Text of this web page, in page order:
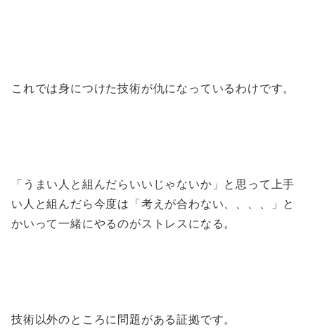
これでは身につけた技術が仇になっているわけです。
「うまい人と組んだらいいじゃないか」と思って上手
い人と組んだら今度は「考えが合わない、、、、」と
かいって一緒にやるのがストレスになる。
技術以外のところに問題がある証拠です。